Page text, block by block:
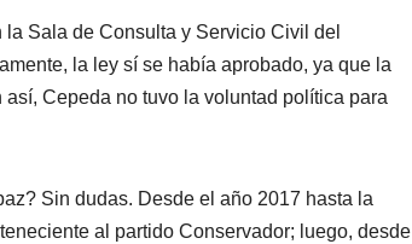
la Sala de Consulta y Servicio Civil del
la ley sí se había aprobado, ya que la
Cepeda no tuvo la voluntad política para
Sin dudas. Desde el año 2017 hasta la
al partido Conservador; luego, desde